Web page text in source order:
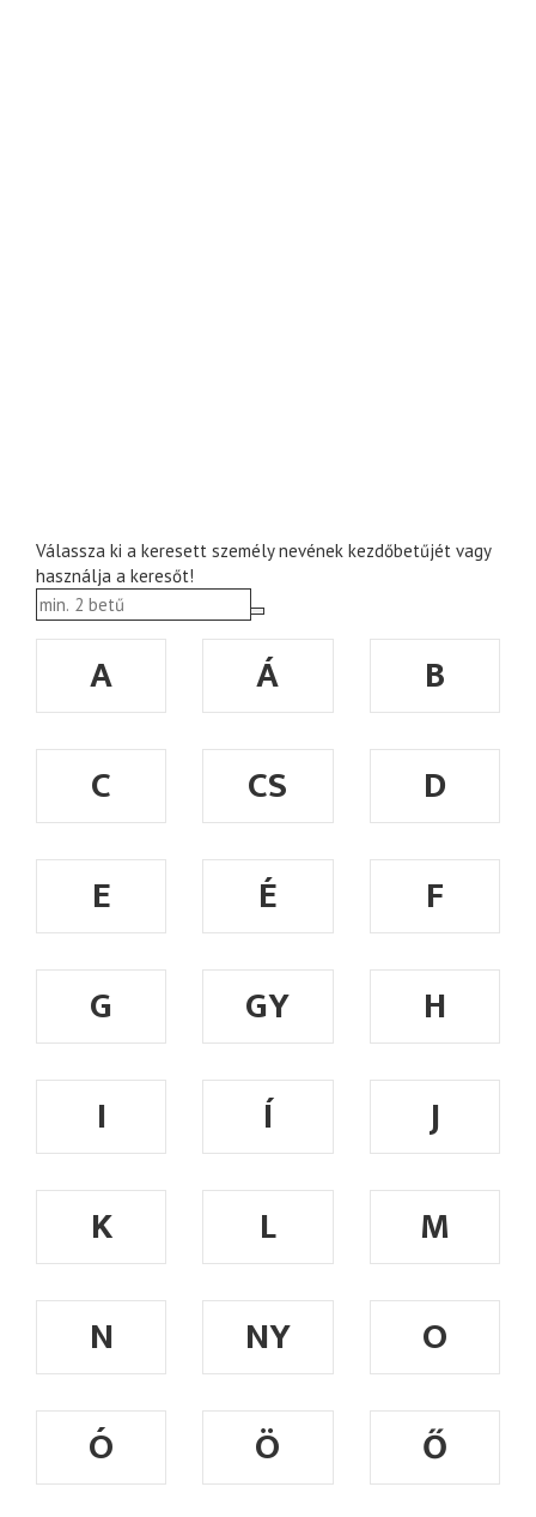
Válassza ki a keresett személy nevének kezdőbetűjét vagy
használja a keresőt!
A Á
B
C
CS
D
E
É
F
G
GY
H
I
Í
J
K
L
M
N
NY
O
Ó
Ö Ő